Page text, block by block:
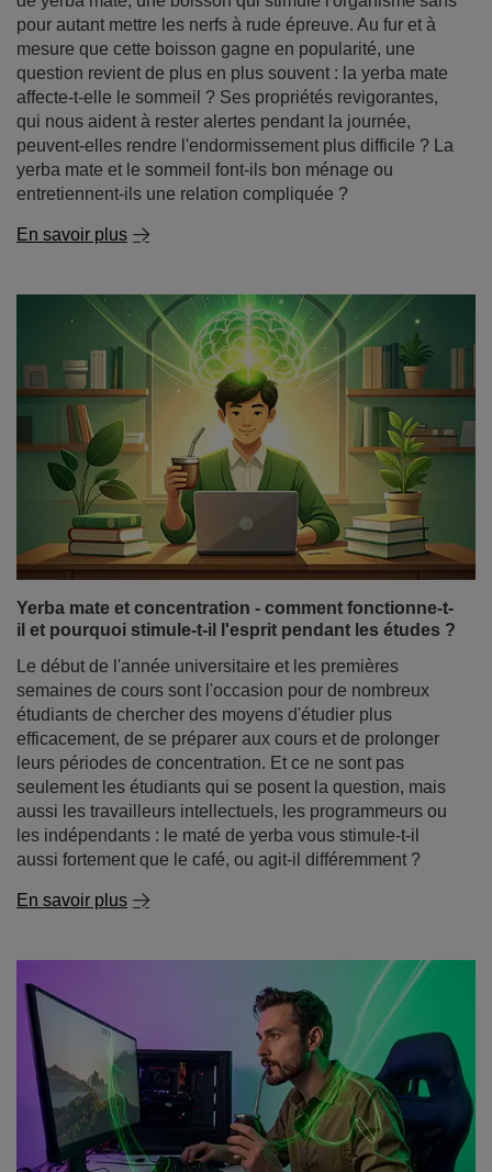
Yerba mate le matin ou le soir ? La clé d'un sommeil
Une matinée sans café ? Pour beaucoup, c'est
impensable. Pourtant, de plus en plus de personnes
troquent leur tasse d'expresso contre une gourde remplie
de yerba mate, une boisson qui stimule l'organisme sans
pour autant mettre les nerfs à rude épreuve. Au fur et à
mesure que cette boisson gagne en popularité, une
question revient de plus en plus souvent : la yerba mate
affecte-t-elle le sommeil ? Ses propriétés revigorantes,
qui nous aident à rester alertes pendant la journée,
peuvent-elles rendre l'endormissement plus difficile ? La
entretiennent-ils une relation compliquée ?
En savoir plus
Yerba mate et concentration - comment fonctionne-t-
il et pourquoi stimule-t-il l'esprit pendant les études ?
Le début de l'année universitaire et les premières
semaines de cours sont l'occasion pour de nombreux
étudiants de chercher des moyens d'étudier plus
efficacement, de se préparer aux cours et de prolonger